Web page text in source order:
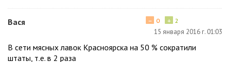
Вася + 2
− 0
15 января 2016 г. 01:03
В сети мясных лавок Красноярска на 50 % сократили
штаты, т.е. в 2 раза